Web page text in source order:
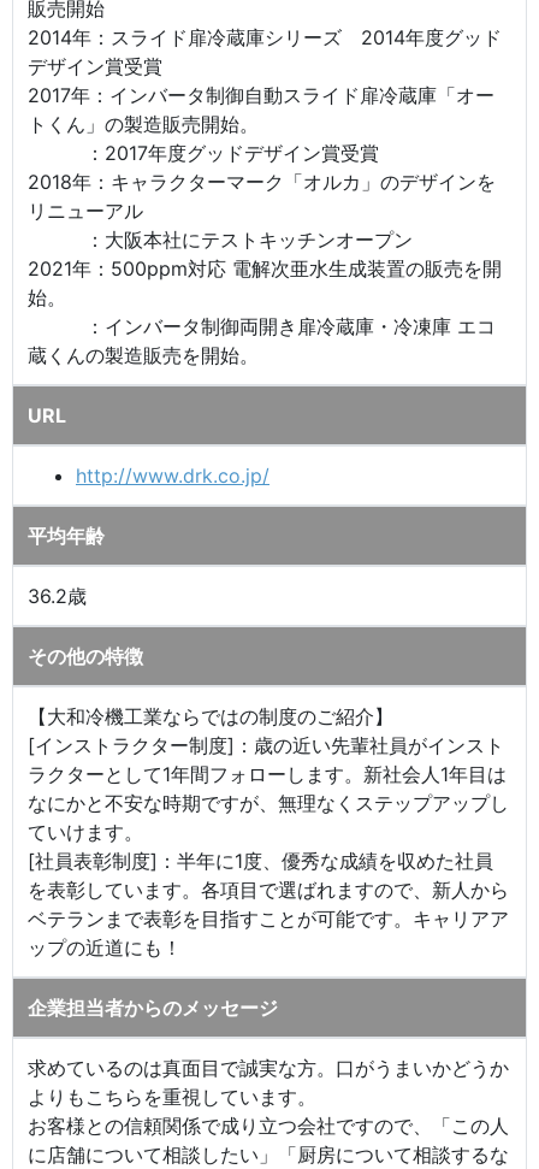
販売開始
2014年：スライド扉冷蔵庫シリーズ 2014年度グッド
デザイン賞受賞
2017年：インバータ制御自動スライド扉冷蔵庫「オー
トくん」の製造販売開始。
：2017年度グッドデザイン賞受賞
2018年：キャラクターマーク「オルカ」のデザインを
リニューアル
：大阪本社にテストキッチンオープン
2021年：500ppm対応 電解次亜水生成装置の販売を開
始。
：インバータ制御両開き扉冷蔵庫・冷凍庫 エコ
蔵くんの製造販売を開始。
URL
http://www.drk.co.jp/
平均年齢
36.2歳
その他の特徴
【大和冷機工業ならではの制度のご紹介】
[インストラクター制度]：歳の近い先輩社員がインスト
ラクターとして1年間フォローします。新社会人1年目は
なにかと不安な時期ですが、無理なくステップアップし
ていけます。
[社員表彰制度]：半年に1度、優秀な成績を収めた社員
を表彰しています。各項目で選ばれますので、新人から
ベテランまで表彰を目指すことが可能です。キャリアア
ップの近道にも！
企業担当者からのメッセージ
求めているのは真面目で誠実な方。口がうまいかどうか
よりもこちらを重視しています。
お客様との信頼関係で成り立つ会社ですので、「この人
に店舗について相談したい」「厨房について相談するな